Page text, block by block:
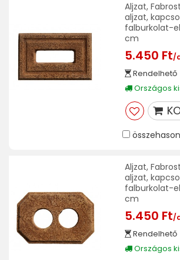
Aljzat,
aljzat,
falburkolat-
cm
5.450 Ft/
Rendelhető
Országos
Aljzat,
aljzat,
falburkolat-
cm
5.450 Ft/
Rendelhető
Országos